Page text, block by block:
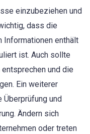
einzubeziehen und
dass die
Informationen enthält
ist. Auch sollte
und die
Ein weiterer
und
Ändern sich
oder treten